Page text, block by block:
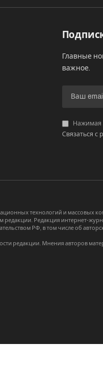
Главные
важное.
Нажимая
Связаться с
технологий и массовых
Редакция интернет-
РФ, в том числе об
редакции. Мнения авторов